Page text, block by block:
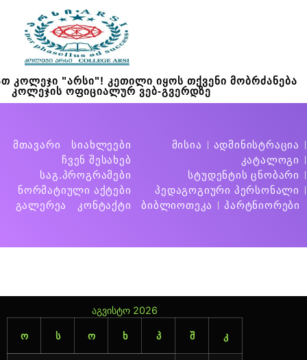
კოლეჯი "არსი"! კეთილი იყოს თქვენი მობრძანება
კოლეჯის ოფიციალურ ვებ-გვერდზე
მთავარი
სიახლეები
ჩვენ შესახებ
საგ.პროგრამები
ნორმატიული აქტები
გალერეა
კონტაქტი
მისია
ადმინისტრაცია
კატალოგი
სტუდენტის ცნობარი
პედაგოგიური პერსონალი
ბიბლიოთეკა
პარტნიორები
აგვისტო 2026
ო ს ო ხ პ შ კ